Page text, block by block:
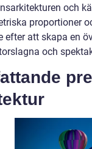
och
proportioner
efter att skapa en
och